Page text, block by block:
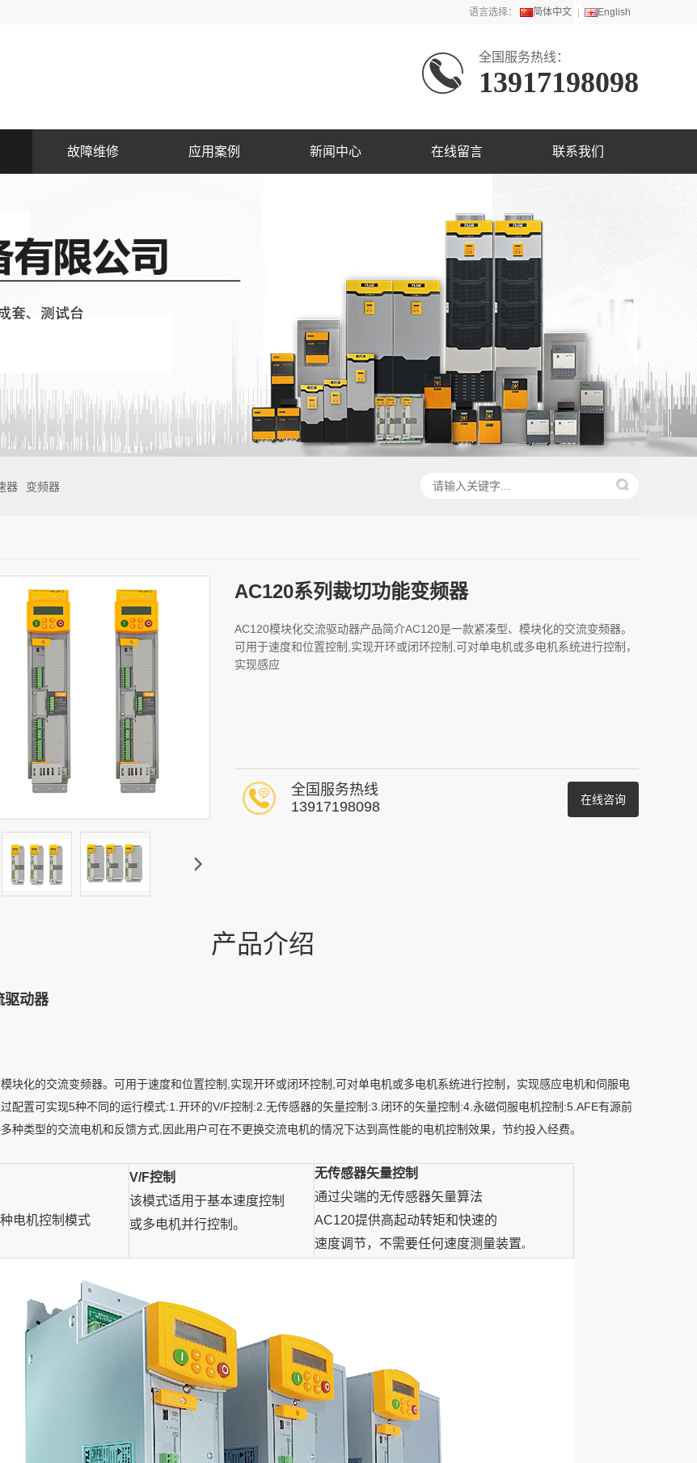
语言选择： 简体中文 English
全国服务热线：
13917198098
故障维修 应用案例 新闻中心 在线留言 联系我们
器 变频器
AC120系列裁切功能变频器
AC120模块化交流驱动器产品简介AC120是一款紧凑型、模块化的交流变频器。
可用于速度和位置控制,实现开环或闭环控制,可对单电机或多电机系统进行控制，
实现感应
在线咨询
全国服务热线
13917198098
产品介绍
驱动器
块化的交流变频器。可用于速度和位置控制,实现开环或闭环控制,可对单电机或多电机系统进行控制，实现感应电机和伺服电
配置可实现5种不同的运行模式:1.开环的V/F控制:2.无传感器的矢量控制:3.闭环的矢量控制:4.永磁伺服电机控制:5.AFE有源前
种类型的交流电机和反馈方式,因此用户可在不更换交流电机的情况下达到高性能的电机控制效果，节约投入经费。
电机控制模式
V/F控制
该模式适用于基本速度控制
或多电机并行控制。
无传感器矢量控制
通过尖端的无传感器矢量算法
AC120提供高起动转矩和快速的
速度调节，不需要任何速度测量装置。